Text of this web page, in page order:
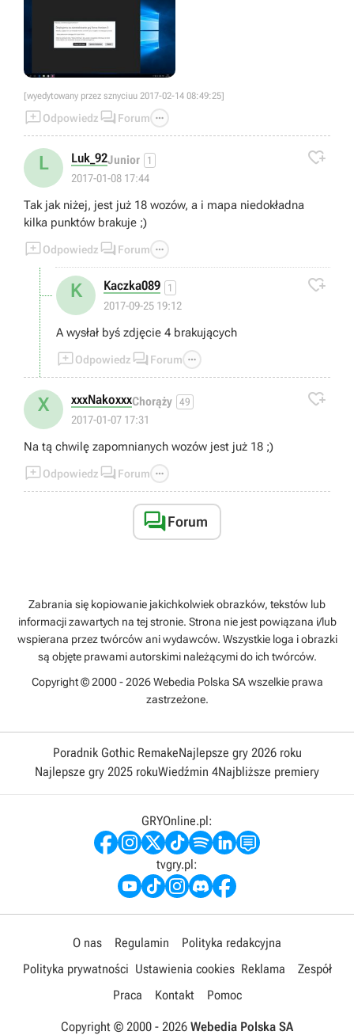
[wyedytowany przez sznyciuu 2017-02-14 08:49:25]
Odpowiedz  Forum 
L Luk_92Junior 1
2017-01-08 17:44

Tak jak niżej, jest już 18 wozów, a i mapa niedokładna
kilka punktów brakuje ;)
Odpowiedz  Forum 
K Kaczka089 1
2017-09-25 19:12

A wysłał byś zdjęcie 4 brakujących
Odpowiedz  Forum 
X xxxNakoxxxChorąży 49
2017-01-07 17:31

Na tą chwilę zapomnianych wozów jest już 18 ;)
Odpowiedz  Forum 
Forum
Zabrania się kopiowanie jakichkolwiek obrazków, tekstów lub
informacji zawartych na tej stronie. Strona nie jest powiązana i/lub
wspierana przez twórców ani wydawców. Wszystkie loga i obrazki
są objęte prawami autorskimi należącymi do ich twórców.
Copyright © 2000 - 2026 Webedia Polska SA wszelkie prawa
zastrzeżone.
Poradnik Gothic RemakeNajlepsze gry 2026 roku
Najlepsze gry 2025 rokuWiedźmin 4Najbliższe premiery
GRYOnline.pl:
tvgry.pl:
O nas Regulamin
Polityka redakcyjna
Polityka prywatności Ustawienia cookies Reklama
Zespół
Praca
Kontakt Pomoc
Copyright © 2000 - 2026 Webedia Polska SA